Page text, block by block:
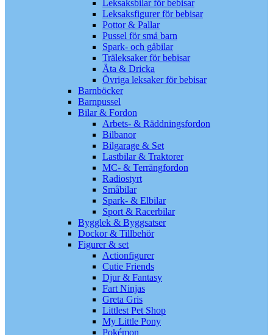
Leksaksbilar för bebisar
Leksaksfigurer för bebisar
Pottor & Pallar
Pussel för små barn
Spark- och gåbilar
Träleksaker för bebisar
Äta & Dricka
Övriga leksaker för bebisar
Barnböcker
Barnpussel
Bilar & Fordon
Arbets- & Räddningsfordon
Bilbanor
Bilgarage & Set
Lastbilar & Traktorer
MC- & Terrängfordon
Radiostyrt
Småbilar
Spark- & Elbilar
Sport & Racerbilar
Bygglek & Byggsatser
Dockor & Tillbehör
Figurer & set
Actionfigurer
Cutie Friends
Djur & Fantasy
Fart Ninjas
Greta Gris
Littlest Pet Shop
My Little Pony
Pokémon